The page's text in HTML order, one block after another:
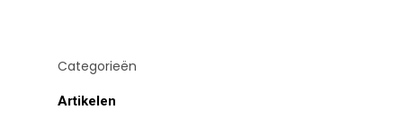
Categorieën
Artikelen